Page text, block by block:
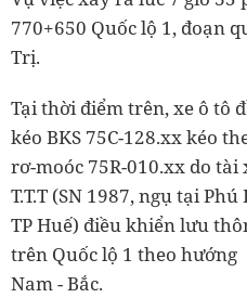
770+650 Quốc lộ 1, đoạn
Trị.
Tại thời điểm trên, xe ô tô
kéo BKS 75C-128.xx kéo
rơ-moóc 75R-010.xx do tài
T.T.T (SN 1987, ngụ tại Phú
TP Huế) điều khiển lưu
trên Quốc lộ 1 theo hướng
Nam - Bắc.